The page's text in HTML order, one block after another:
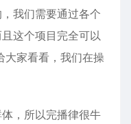
我们需要通过各个
这个项目完全可以
大家看看，我们在操
，所以完播律很牛